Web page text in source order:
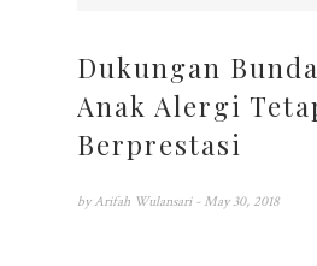
Dukungan
Anak Alergi
Berprestasi
by Arifah Wulansari - May 30, 2018